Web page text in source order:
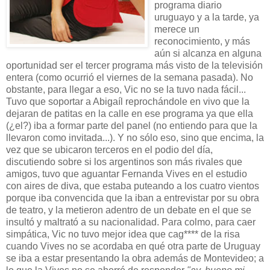
programa diario
uruguayo y a la tarde, ya
merece un
reconocimiento, y más
aún si alcanza en alguna
oportunidad ser el tercer programa más visto de la televisión
entera (como ocurrió el viernes de la semana pasada). No
obstante, para llegar a eso, Vic no se la tuvo nada fácil...
Tuvo que soportar a Abigaíl reprochándole en vivo que la
dejaran de patitas en la calle en ese programa ya que ella
(¿el?) iba a formar parte del panel (no entiendo para que la
llevaron como invitada...). Y no sólo eso, sino que encima, la
vez que se ubicaron terceros en el podio del día,
discutiendo sobre si los argentinos son más rivales que
amigos, tuvo que aguantar Fernanda Vives en el estudio
con aires de diva, que estaba puteando a los cuatro vientos
porque iba convencida que la iban a entrevistar por su obra
de teatro, y la metieron adentro de un debate en el que se
insultó y maltrató a su nacionalidad. Para colmo, para caer
simpática, Vic no tuvo mejor idea que cag**** de la risa
cuando Vives no se acordaba en qué otra parte de Uruguay
se iba a estar presentando la obra además de Montevideo; a